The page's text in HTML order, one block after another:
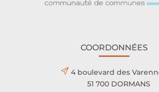
COORDONNÉES
4 boulevard des
51 700 DORMANS